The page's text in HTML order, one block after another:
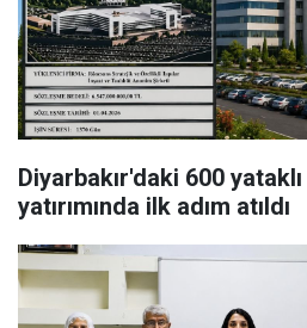
Diyarbakır'daki 600
yatırımında ilk adım atıldı